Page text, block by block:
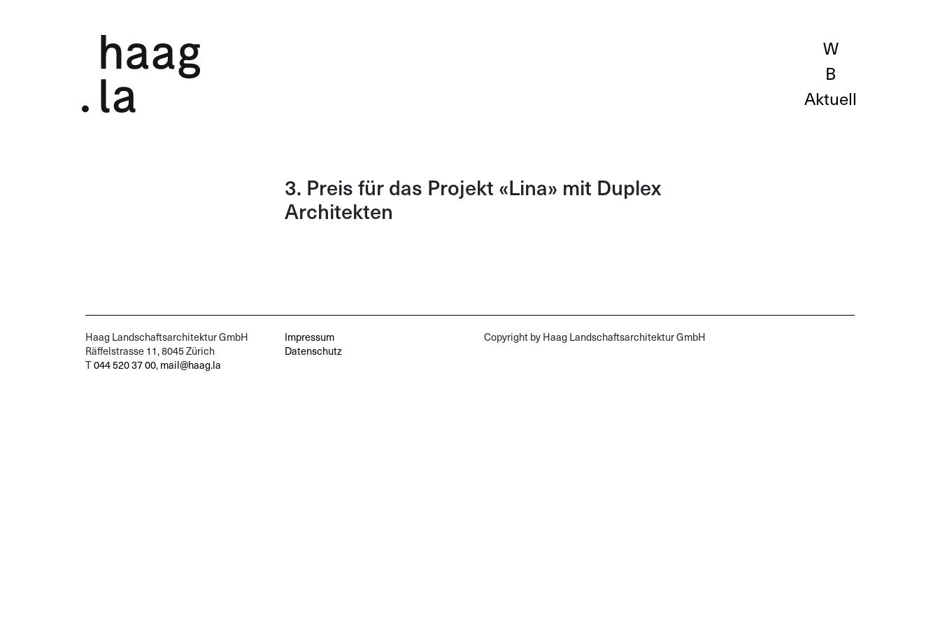
Aktuell
3. Preis für das Projekt «Lina» mit Duplex
Architekten
Haag Landschaftsarchitektur GmbH
Räffelstrasse 11, 8045 Zürich
T044 520 37 00,mail@haag.la
Impressum
Datenschutz
Copyright by Haag Landschaftsarchitektur GmbH